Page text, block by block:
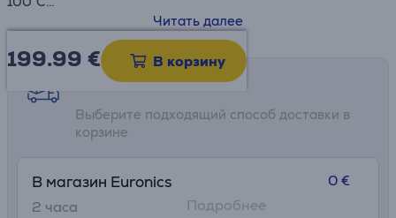
• Конструкция из нержавеющей стали
• Съемный фильтр от накипи
• Беспроводная работа и основание с поворотом на
• Индикатор уровня воды
Читать далее
199.99 € В корзину
Возможности доставки
Выберите подходящий способ доставки в
корзине
В магазин Euronics
2 часa
0 €
Подробнее